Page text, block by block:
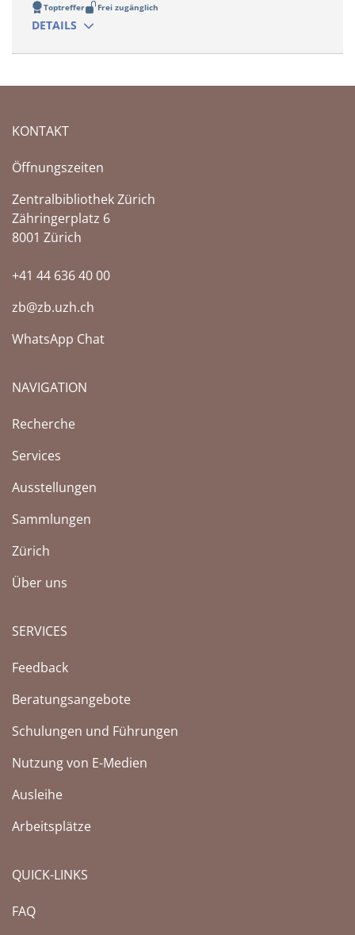
DETAILS
Toptreffer Frei zugänglich
KONTAKT
Öffnungszeiten
Zentralbibliothek Zürich
Zähringerplatz 6
8001 Zürich
+41 44 636 40 00
zb@zb.uzh.ch
WhatsApp Chat
NAVIGATION
Recherche
Services
Ausstellungen
Sammlungen
Zürich
Über uns
SERVICES
Feedback
Beratungsangebote
Schulungen und Führungen
Nutzung von E-Medien
Ausleihe
Arbeitsplätze
QUICK-LINKS
FAQ